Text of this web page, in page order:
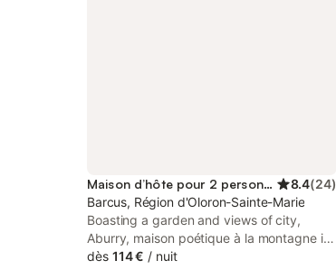
Maison d’hôte pour 2 personnes 8.4(24)
Barcus, Région d'Oloron-Sainte-Marie
Boasting a garden and views of city,
Aburry, maison poétique à la montagne is
a guest house set in a historic building in
dès 114 € / nuit